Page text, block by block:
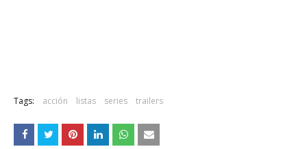
Tags: acción listas series trailers